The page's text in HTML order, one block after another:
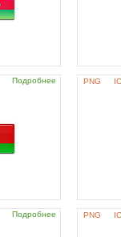
Подробнее PNG
Подробнее PNG